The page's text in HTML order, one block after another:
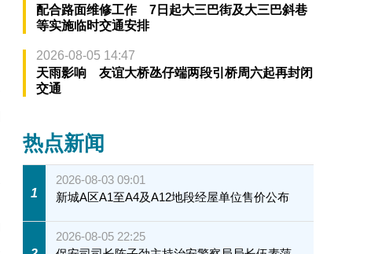
配合路面维修工作 7日起大三巴街及大三巴斜巷
等实施临时交通安排
2026-08-05 14:47
天雨影响 友谊大桥氹仔端两段引桥周六起再封闭
交通
热点新闻
1
2026-08-03 09:01
新城A区A1至A4及A12地段经屋单位售价公布
2026-08-05 22:25